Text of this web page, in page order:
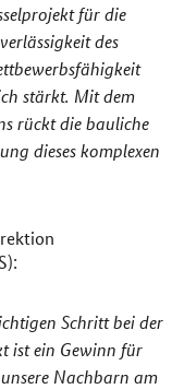
für die
des
stärkt. Mit dem
rückt die bauliche
dieses komplexen
Schritt bei der
ist ein Gewinn für
Nachbarn am